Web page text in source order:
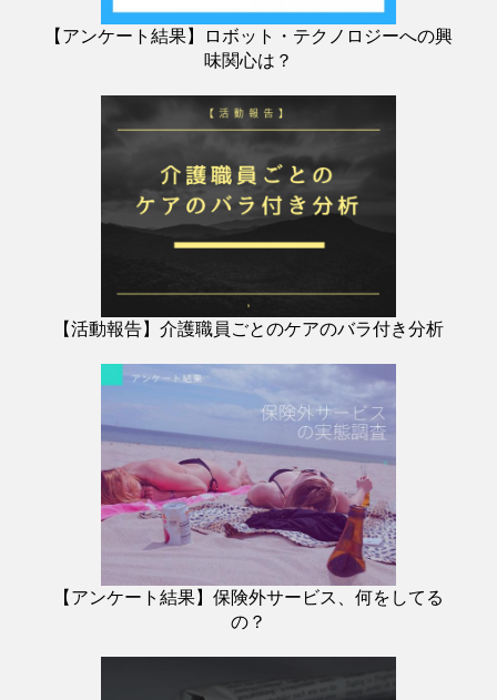
【アンケート結果】ロボット・テクノロジーへの興
味関心は？
【活動報告】介護職員ごとのケアのバラ付き分析
【アンケート結果】保険外サービス、何をしてる
の？